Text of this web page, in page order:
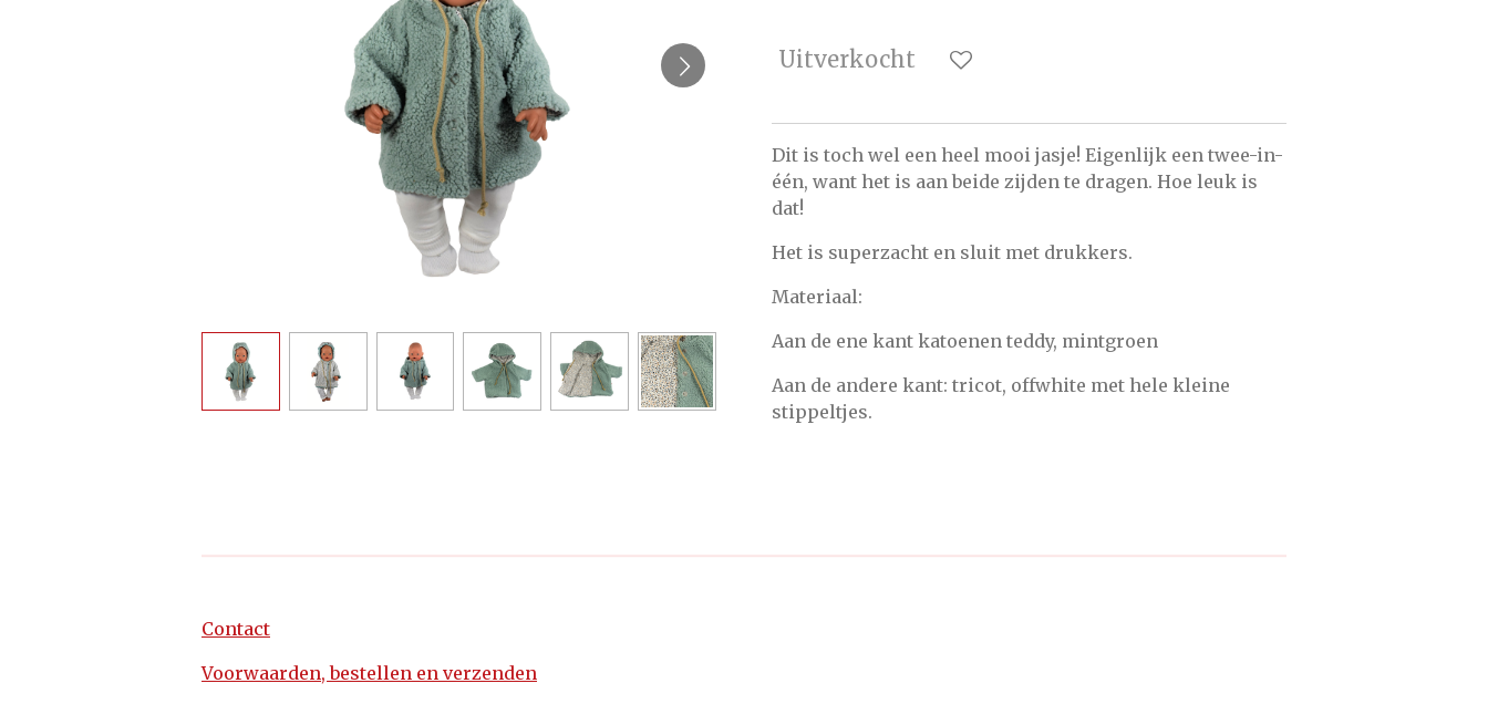
Uitverkocht
Dit is toch wel een heel mooi jasje! Eigenlijk een twee-in-
één, want het is aan beide zijden te dragen. Hoe leuk is
dat!
Het is superzacht en sluit met drukkers.
Materiaal:
Aan de ene kant katoenen teddy, mintgroen
Aan de andere kant: tricot, offwhite met hele kleine
stippeltjes.
Contact
Voorwaarden, bestellen en verzenden